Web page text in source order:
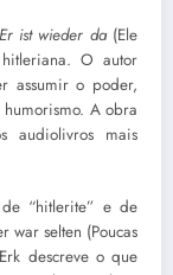
ist wieder da(Ele
O autor
assumir o poder,
humorismo. A obra
audiolivros mais
“hitlerite” e de
war selten (Poucas
descreve o que